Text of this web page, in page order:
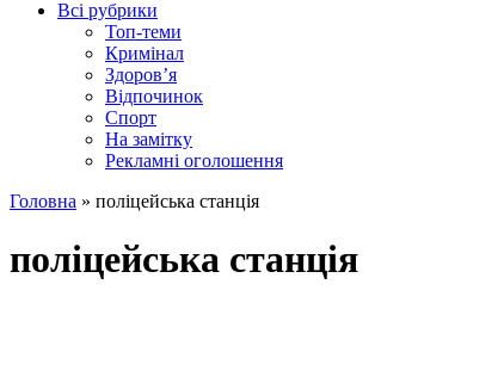
Всі рубрики
Топ-теми
Кримінал
Здоров’я
Відпочинок
Спорт
На замітку
Рекламні оголошення
Головна » поліцейська станція
поліцейська станція